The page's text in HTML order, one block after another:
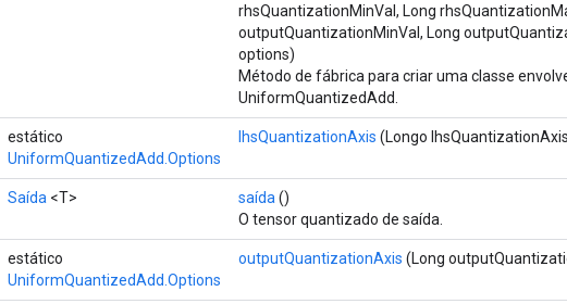
rhsQuantizationMinVal, Long
outputQuantizationMinVal, Long
options)
Método de fábrica para criar uma classe
UniformQuantizedAdd.
estático
UniformQuantizedAdd.Options
lhsQuantizationAxis (Longo
Saída <T> saída ()
O tensor quantizado de saída.
estático
UniformQuantizedAdd.Options
outputQuantizationAxis (Long